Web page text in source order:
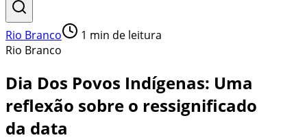
Rio Branco 1 min de leitura
Rio Branco
Dia Dos Povos Indígenas: Uma
reflexão sobre o ressignificado
da data